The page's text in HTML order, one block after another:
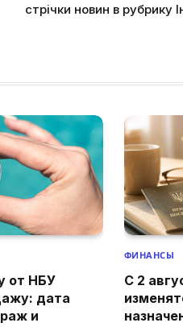
стрічки новин в рубрику
от НБУ
дата
и
ФИНАНСЫ
С 2